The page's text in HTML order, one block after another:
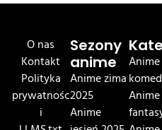
O nas
Kontakt
Polityka
prywatnośc
i
Sezony
anime
Anime zima
2025
Anime
Anime
Anime